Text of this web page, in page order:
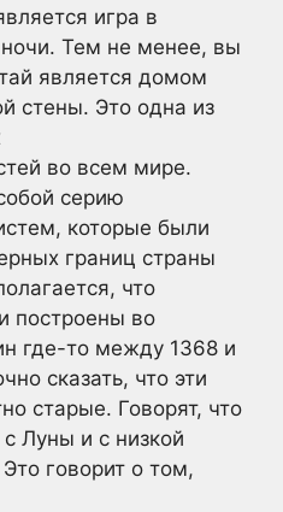
игра в
Тем не менее, вы
является домом
стены. Это одна из
во всем мире.
серию
которые были
границ страны
что
построены во
где-то между 1368 и
сказать, что эти
старые. Говорят, что
Луны и с низкой
говорит о том,